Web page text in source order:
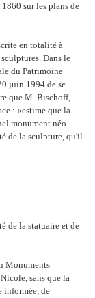
sur les plans de
en totalité à
Dans le
du Patrimoine
juin 1994 de se
que M. Bischoff,
: «estime que la
monument néo-
de la sculpture, qu'il
de la statuaire et de
Monuments
sans que la
informée, de